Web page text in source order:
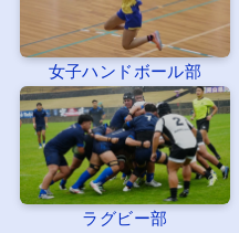
女子ハンドボール部
ラグビー部